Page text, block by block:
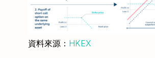
資料來源： HKEX